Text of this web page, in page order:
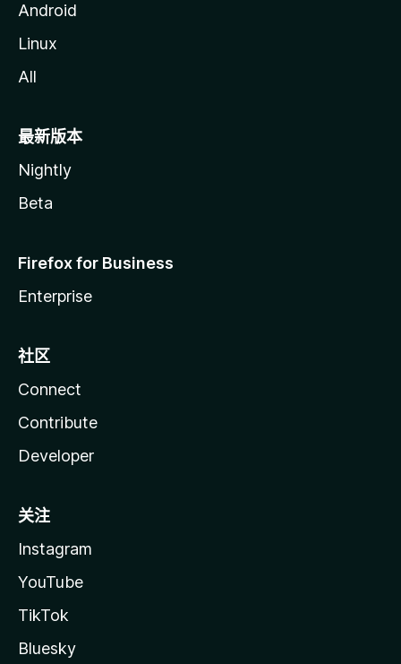
Android
Linux
All
最新版本
Nightly
Beta
Firefox for Business
Enterprise
社区
Connect
Contribute
Developer
关注
Instagram
YouTube
TikTok
Bluesky